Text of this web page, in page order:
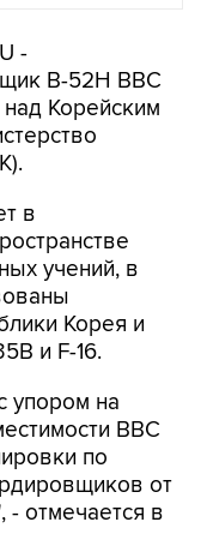
-
B-52H ВВС
Корейским
в
учений, в
Корея и
и F-16.
упором на
ВВС
по
от
- отмечается в